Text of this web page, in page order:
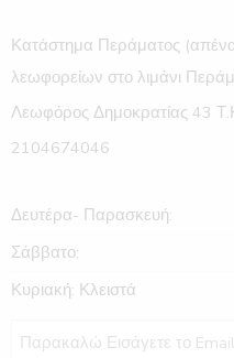
Κατάστημα Περάματος
λεωφορείων στο λιμάνι
Λεωφόρος Δημοκρατίας 43
2104674046
Δευτέρα- Παρασκευή:
Σάββατο:
Κυριακή: Κλειστά